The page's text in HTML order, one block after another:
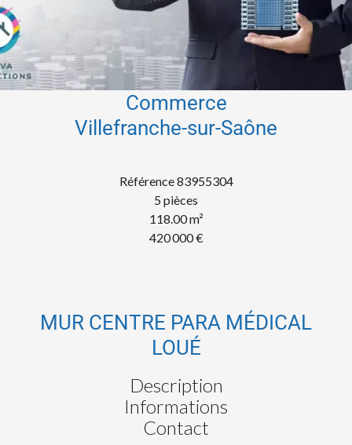
Commerce
Villefranche-sur-Saône
Référence83955304
5 pièces
118.00m²
420 000 €
MUR CENTRE PARA MÉDICAL
LOUÉ
Description
Informations
Contact